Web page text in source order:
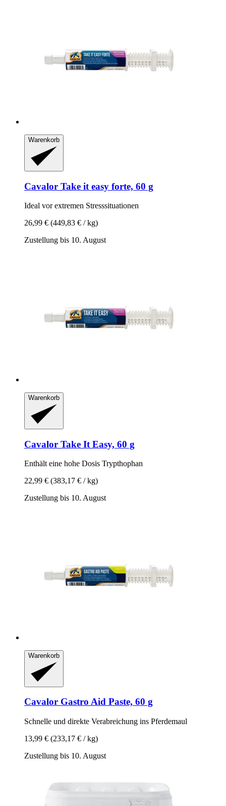
Warenkorb
Cavalor Take it easy forte, 60 g
Ideal vor extremen Stresssituationen
26,99 € (449,83 € / kg)
Zustellung bis 10. August
Warenkorb
Cavalor Take It Easy, 60 g
Enthält eine hohe Dosis Trypthophan
22,99 € (383,17 € / kg)
Zustellung bis 10. August
Warenkorb
Cavalor Gastro Aid Paste, 60 g
Schnelle und direkte Verabreichung ins Pferdemaul
13,99 € (233,17 € / kg)
Zustellung bis 10. August